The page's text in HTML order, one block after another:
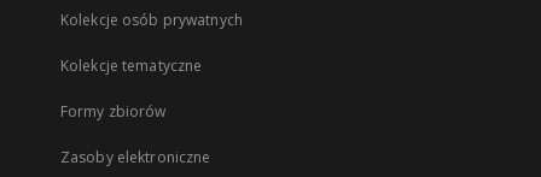
Kolekcje osób prywatnych
Kolekcje tematyczne
Formy zbiorów
Zasoby elektroniczne